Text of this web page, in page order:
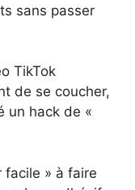
sans passer
TikTok
de se coucher,
un hack de «
facile » à faire